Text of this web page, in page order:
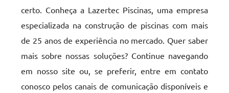
certo. Conheça a Lazertec Piscinas, uma empresa
especializada na construção de piscinas com mais
de 25 anos de experiência no mercado. Quer saber
mais sobre nossas soluções? Continue navegando
em nosso site ou, se preferir, entre em contato
conosco pelos canais de comunicação disponíveis e